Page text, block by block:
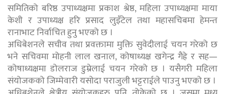
समितिको बरिष्ठ उपाध्यक्षमा प्रकाश श्रेष्ठ, महिला उपाध्यक्षमा माया
केशी र उपाध्यक्ष हरि प्रसाद लुइँटेल तथा महासचिबमा हेमन्त
रानाभाट निर्वाचित हुनु भएको छ ।
अधिबेशनले सचीव तथा प्रवक्तामा मुक्ति सुवेदीलाई चयन गरेको छ
भने सचिवमा मोहनी लाल खनाल, कोषाध्यक्ष खगेन्द्र गैह्रे र सह—
कोषाध्यक्षमा डोलराज डुम्रेलाई चयन गरेको छ । यसैगरी महिला
संयोजकको जिम्मेवारी यसोदा पराजुली भट्टराईले पाउनु भएको छ ।